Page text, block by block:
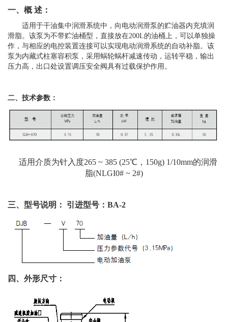
一、概 述：
适用于干油集中润滑系统中，向电动润滑泵的贮油器内充填润
滑脂。该泵为不带贮油桶型，直接放在200L的油桶上，可以单独操
作，与相应的电控装置连接可以实现电动润滑系统的自动补脂。该
泵为内藏式柱塞容积泵，采用蜗轮蜗杆减速传动，运转平稳，输出
压力高，出口处设置调压安全阀具有过载保护作用。
二、技术参数：
适用介质为针入度265 ~ 385 (25℃，150g) 1/10mm的润滑
脂(NLGI0# ~ 2#)
三、型号说明： 引进型号：BA-2
四、外形尺寸：